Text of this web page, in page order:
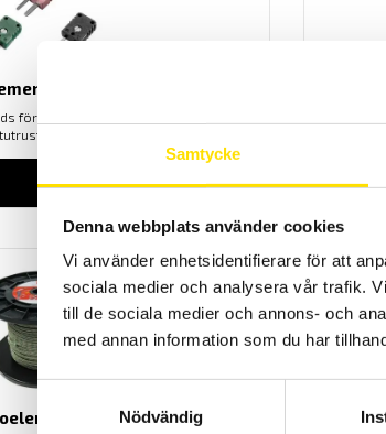
Samtycke
Denna webbplats använder cookies
Vi använder enhetsidentifierare för att
sociala medier och analysera vår trafik.
till de sociala medier och annons- och
med annan information som du har
Samtyckesval
Nödvändig
mini
för temperaturmätning och/eller -
portabilitet är viktig
LÄS MER